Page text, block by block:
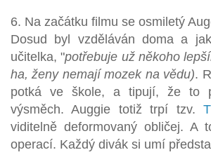
6. Na začátku filmu se osmiletý
Dosud byl vzděláván doma a
učitelka, "potřebuje už někoho
ha, ženy nemají mozek na vědu).
potká ve škole, a tipují, že to
výsměch. Auggie totiž trpí tzv.
viditelně deformovaný obličej. A
operací. Každý divák si umí